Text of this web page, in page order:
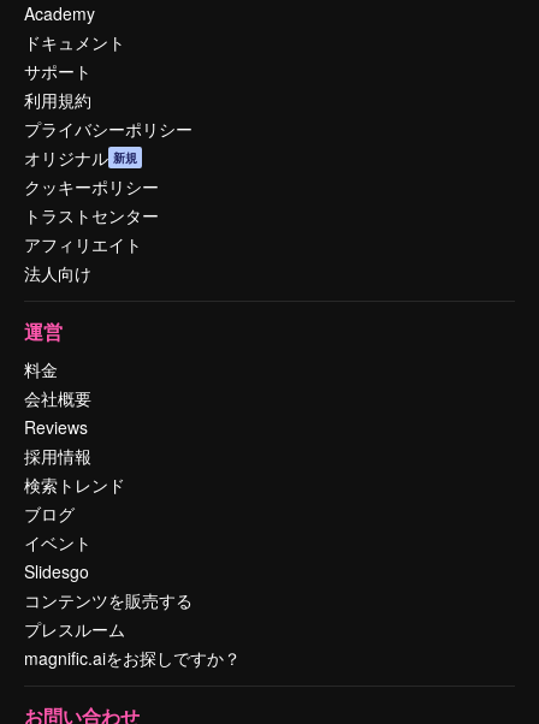
Academy
ドキュメント
サポート
利用規約
プライバシーポリシー
オリジナル 新規
クッキーポリシー
トラストセンター
アフィリエイト
法人向け
運営
料金
会社概要
Reviews
採用情報
検索トレンド
ブログ
イベント
Slidesgo
コンテンツを販売する
プレスルーム
magnific.aiをお探しですか？
お問い合わせ